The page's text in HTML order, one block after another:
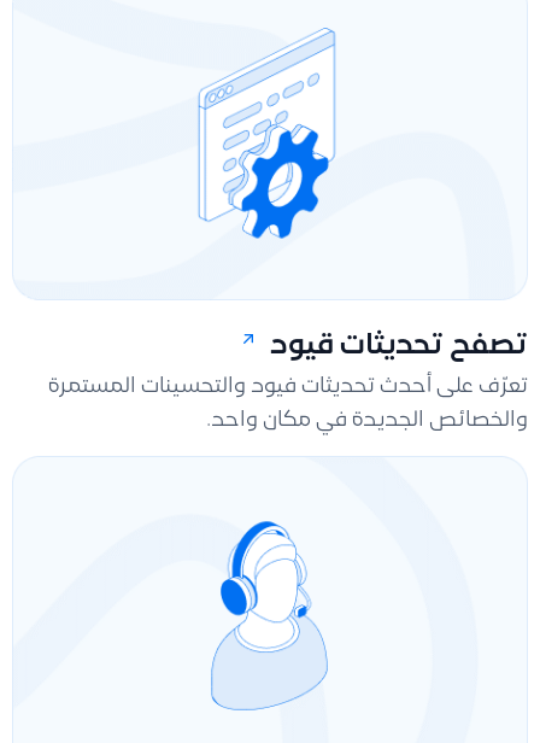
تصفح تحديثات قيود
تعرّف على أحدث تحديثات فيود والتحسينات المستمرة
والخصائص الجديدة في مكان واحد.